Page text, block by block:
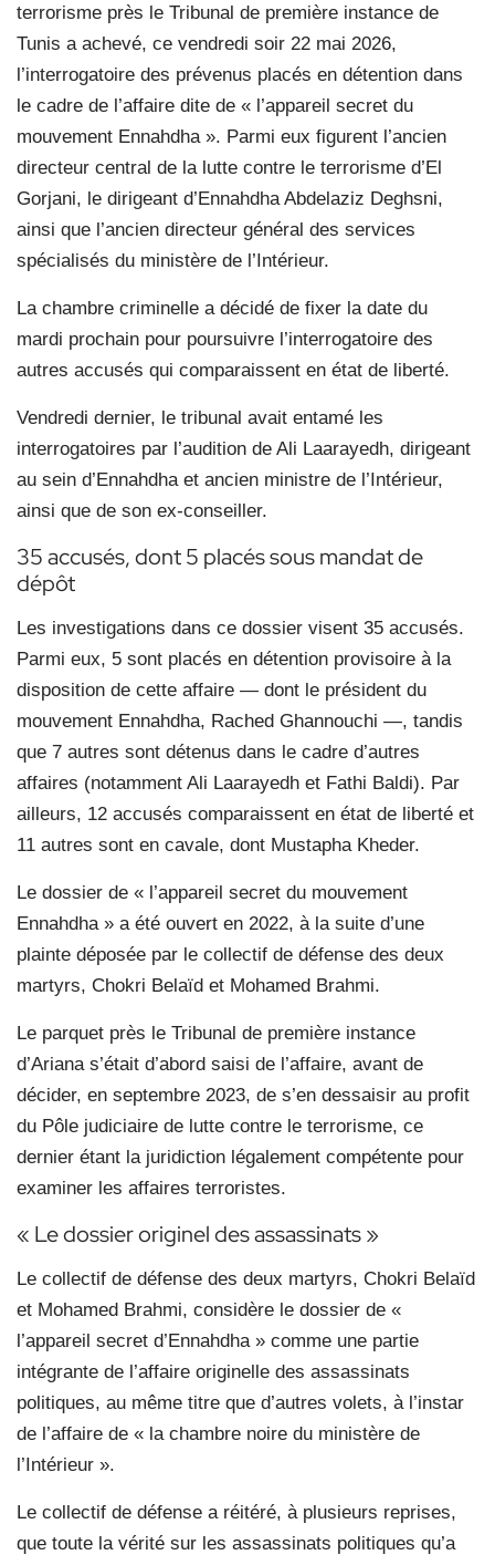
terrorisme près le Tribunal de première instance de
Tunis a achevé, ce vendredi soir 22 mai 2026,
l’interrogatoire des prévenus placés en détention dans
le cadre de l’affaire dite de « l’appareil secret du
mouvement Ennahdha ». Parmi eux figurent l’ancien
directeur central de la lutte contre le terrorisme d’El
Gorjani, le dirigeant d’Ennahdha Abdelaziz Deghsni,
ainsi que l’ancien directeur général des services
spécialisés du ministère de l’Intérieur.
La chambre criminelle a décidé de fixer la date du
mardi prochain pour poursuivre l’interrogatoire des
autres accusés qui comparaissent en état de liberté.
Vendredi dernier, le tribunal avait entamé les
interrogatoires par l’audition de Ali Laarayedh, dirigeant
au sein d’Ennahdha et ancien ministre de l’Intérieur,
ainsi que de son ex-conseiller.
35 accusés, dont 5 placés sous mandat de
dépôt
Les investigations dans ce dossier visent 35 accusés.
Parmi eux, 5 sont placés en détention provisoire à la
disposition de cette affaire — dont le président du
mouvement Ennahdha, Rached Ghannouchi —, tandis
que 7 autres sont détenus dans le cadre d’autres
affaires (notamment Ali Laarayedh et Fathi Baldi). Par
ailleurs, 12 accusés comparaissent en état de liberté et
11 autres sont en cavale, dont Mustapha Kheder.
Le dossier de « l’appareil secret du mouvement
Ennahdha » a été ouvert en 2022, à la suite d’une
plainte déposée par le collectif de défense des deux
martyrs, Chokri Belaïd et Mohamed Brahmi.
Le parquet près le Tribunal de première instance
d’Ariana s’était d’abord saisi de l’affaire, avant de
décider, en septembre 2023, de s’en dessaisir au profit
du Pôle judiciaire de lutte contre le terrorisme, ce
dernier étant la juridiction légalement compétente pour
examiner les affaires terroristes.
« Le dossier originel des assassinats »
Le collectif de défense des deux martyrs, Chokri Belaïd
et Mohamed Brahmi, considère le dossier de «
l’appareil secret d’Ennahdha » comme une partie
intégrante de l’affaire originelle des assassinats
politiques, au même titre que d’autres volets, à l’instar
de l’affaire de « la chambre noire du ministère de
l’Intérieur ».
Le collectif de défense a réitéré, à plusieurs reprises,
que toute la vérité sur les assassinats politiques qu’a